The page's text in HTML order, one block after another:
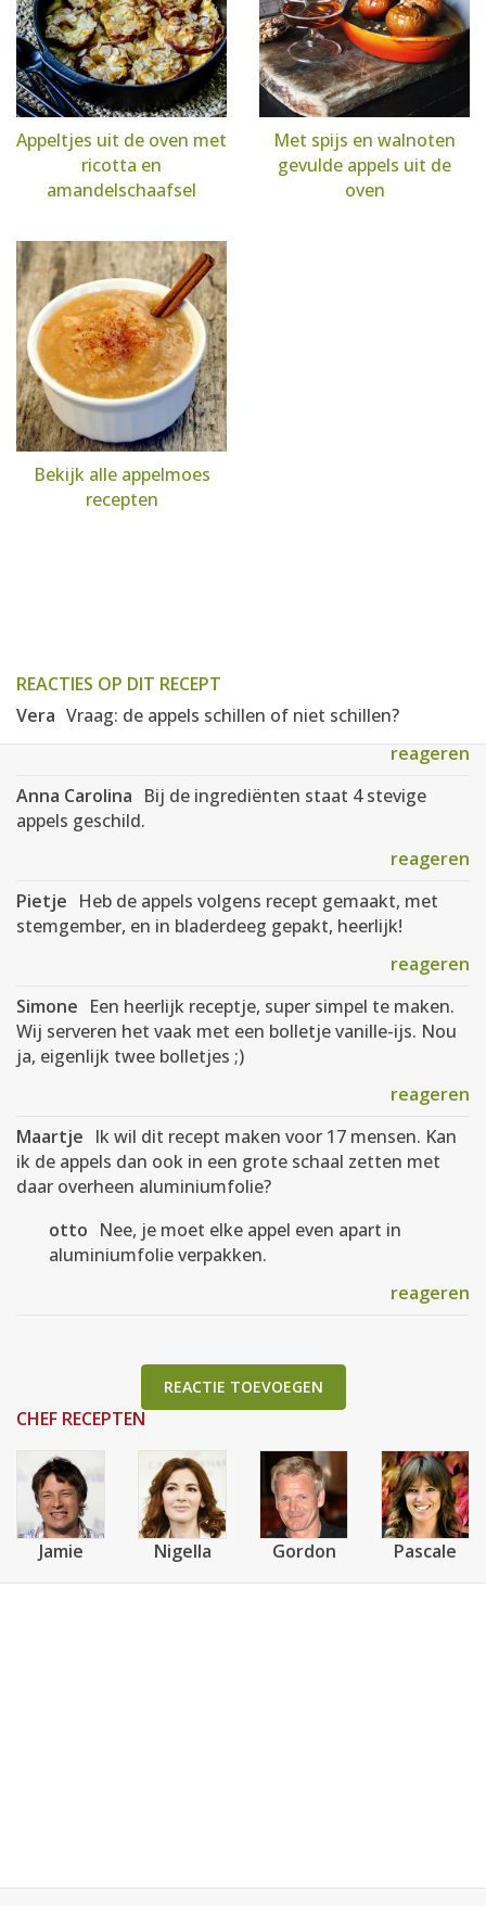
Appeltjes uit de oven met
ricotta en
amandelschaafsel
Met spijs en walnoten
gevulde appels uit de
oven
Bekijk alle appelmoes
recepten
REACTIES OP DIT RECEPT
Vera Vraag: de appels schillen of niet schillen?
reageren
Anna Carolina Bij de ingrediënten staat 4 stevige
appels geschild.
reageren
Pietje Heb de appels volgens recept gemaakt, met
stemgember, en in bladerdeeg gepakt, heerlijk!
reageren
Simone Een heerlijk receptje, super simpel te maken.
Wij serveren het vaak met een bolletje vanille-ijs. Nou
ja, eigenlijk twee bolletjes ;)
reageren
Maartje Ik wil dit recept maken voor 17 mensen. Kan
ik de appels dan ook in een grote schaal zetten met
daar overheen aluminiumfolie?
otto Nee, je moet elke appel even apart in
aluminiumfolie verpakken.
reageren
REACTIE TOEVOEGEN
CHEF RECEPTEN
Jamie Nigella Gordon Pascale